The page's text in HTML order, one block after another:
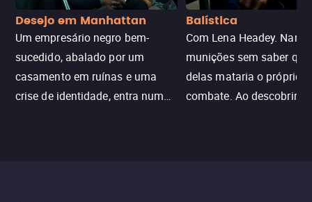
Desejo em Manhattan
Um empresário negro bem-
sucedido, abalado por um
casamento em ruínas e uma
crise de identidade, entra num
Balística
Com Lena Headey.
munições sem saber
delas mataria o próprio
combate. Ao descobrir a